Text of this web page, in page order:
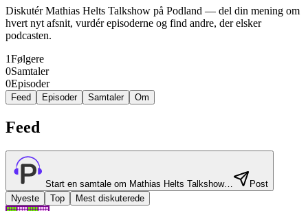
DiskutérMathias Helts Talkshow på Podland — del din mening om
hvert nyt afsnit, vurdér episoderne og find andre, der elsker
podcasten.
1Følgere
0Samtaler
0Episoder
Feed Episoder Samtaler Om
Feed
Start en samtale om Mathias Helts Talkshow…
Post
Nyeste
Top Mest diskuterede